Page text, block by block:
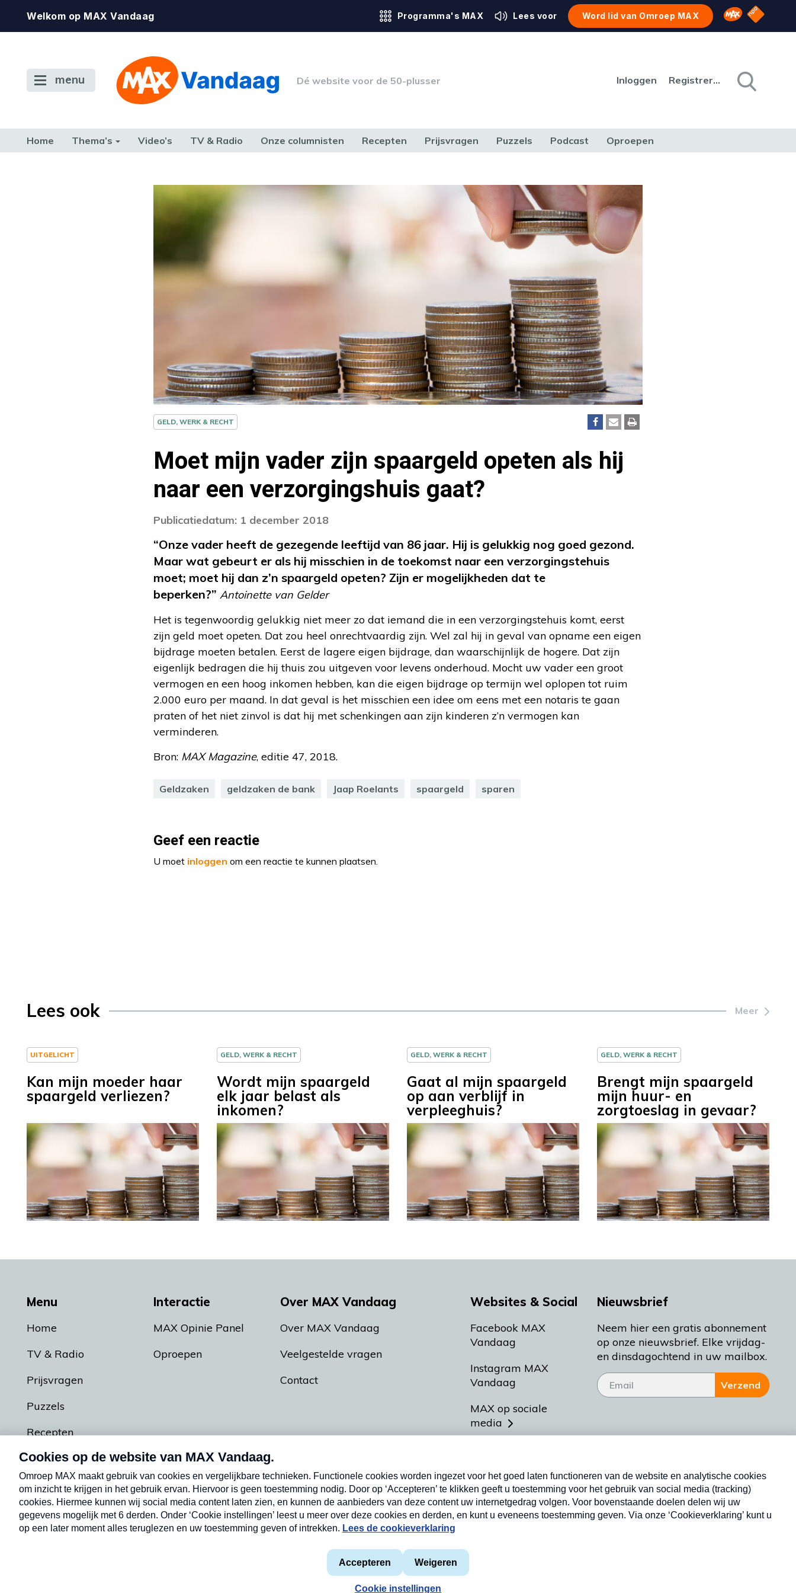
Welkom op MAX Vandaag Programma's MAX Lees voor Word lid van Omroep MAX Omroep MAX
NPO
menu Dé website voor de 50-plusser Inloggen Registreren
Home Thema’s Video’s TV & Radio Onze columnisten Recepten Prijsvragen Puzzels Podcast Oproepen
GELD, WERK & RECHT
Moet mijn vader zijn spaargeld opeten als hij
naar een verzorgingshuis gaat?
Publicatiedatum: 1 december 2018
“Onze vader heeft de gezegende leeftijd van 86 jaar. Hij is gelukkig nog goed gezond.
Maar wat gebeurt er als hij misschien in de toekomst naar een verzorgingstehuis
moet; moet hij dan z’n spaargeld opeten? Zijn er mogelijkheden dat te
beperken?” Antoinette van Gelder
Het is tegenwoordig gelukkig niet meer zo dat iemand die in een verzorgingstehuis komt, eerst
zijn geld moet opeten. Dat zou heel onrechtvaardig zijn. Wel zal hij in geval van opname een eigen
bijdrage moeten betalen. Eerst de lagere eigen bijdrage, dan waarschijnlijk de hogere. Dat zijn
eigenlijk bedragen die hij thuis zou uitgeven voor levens onderhoud. Mocht uw vader een groot
vermogen en een hoog inkomen hebben, kan die eigen bijdrage op termijn wel oplopen tot ruim
2.000 euro per maand. In dat geval is het misschien een idee om eens met een notaris te gaan
praten of het niet zinvol is dat hij met schenkingen aan zijn kinderen z’n vermogen kan
verminderen.
Bron: MAX Magazine, editie 47, 2018.
Geldzaken geldzaken de bank Jaap Roelants spaargeld sparen
Geef een reactie
U moet inloggen om een reactie te kunnen plaatsen.
Lees ook Meer
UITGELICHT
Kan mijn moeder haar
spaargeld verliezen?
GELD, WERK & RECHT
Wordt mijn spaargeld
elk jaar belast als
inkomen?
GELD, WERK & RECHT
Gaat al mijn spaargeld
op aan verblijf in
verpleeghuis?
GELD, WERK & RECHT
Brengt mijn spaargeld
mijn huur- en
zorgtoeslag in gevaar?
Menu
Home
TV & Radio
Prijsvragen
Puzzels
Recepten
Podcasts
Interactie
MAX Opinie Panel
Oproepen
Over MAX Vandaag
Over MAX Vandaag
Veelgestelde vragen
Contact
Websites & Social
Facebook MAX
Vandaag
Instagram MAX
Vandaag
MAX op sociale
media
Meldpunt Actueel
Heel Holland Bakt
Nieuwsbrief
Neem hier een gratis abonnement
op onze nieuwsbrief. Elke vrijdag-
en dinsdagochtend in uw mailbox.
Verzend
Privacyverklaring
Cookieverklaring
Nieuwsbrief
Neem hier een gratis abonnement op onze